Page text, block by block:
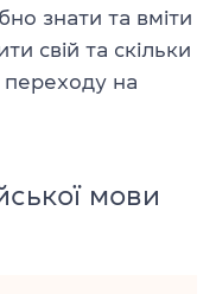
знати та вміти
свій та скільки
на
мови